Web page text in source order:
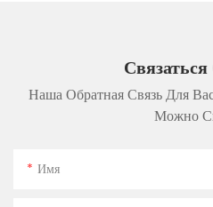
Наша Обратная Связь Для
Можно
Имя